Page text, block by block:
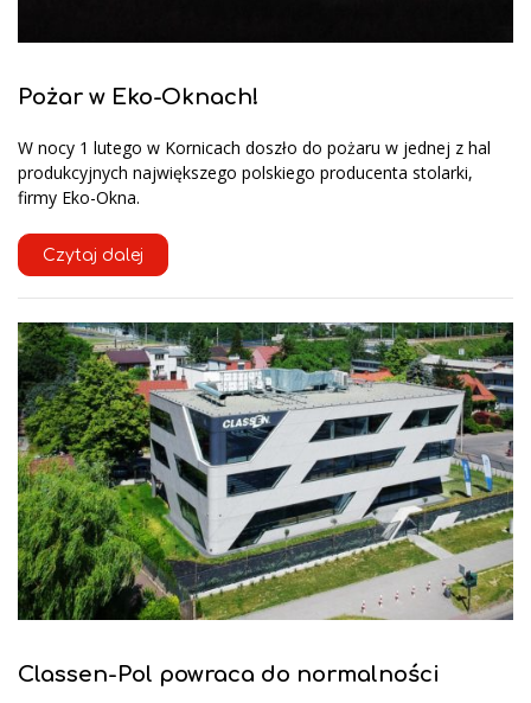
Pożar w Eko-Oknach!
W nocy 1 lutego w Kornicach doszło do pożaru w jednej z hal
produkcyjnych największego polskiego producenta stolarki,
firmy Eko-Okna.
Czytaj dalej
Classen-Pol powraca do normalności